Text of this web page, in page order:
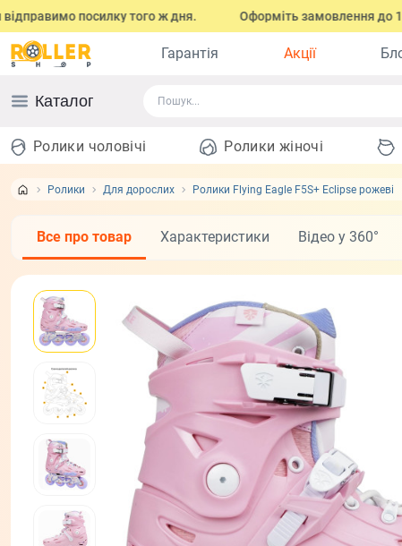
посилку того ж дня. Оформіть замовлення до 17:00 (з
Гарантія Акції
Каталог
Ролики чоловічі Ролики жіночі
Ролики Для дорослих Ролики Flying Eagle F5S+ Eclipse рожеві
Все про товар Характеристики Відео у 360°